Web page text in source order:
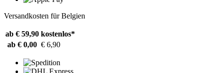
Versandkosten für Belgien
ab € 59,90 kostenlos*
ab € 0,00 € 6,90